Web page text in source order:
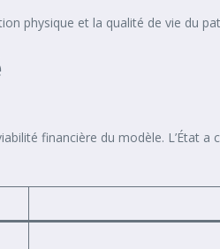
physique et la qualité de vie du
financière du modèle. L’État